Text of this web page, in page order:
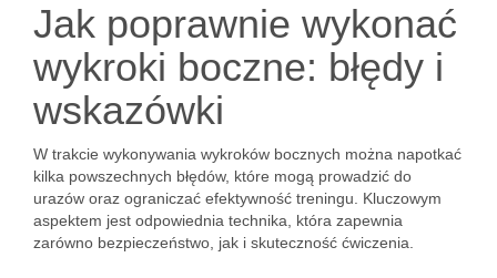
Jak poprawnie wykonać
wykroki boczne: błędy i
wskazówki
W trakcie wykonywania wykroków bocznych można napotkać
kilka powszechnych błędów, które mogą prowadzić do
urazów oraz ograniczać efektywność treningu. Kluczowym
aspektem jest odpowiednia technika, która zapewnia
zarówno bezpieczeństwo, jak i skuteczność ćwiczenia.